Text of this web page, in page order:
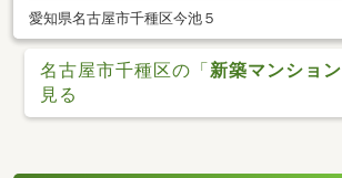
愛知県名古屋市千種区今池５
名古屋市千種区の「新築マンション
見る